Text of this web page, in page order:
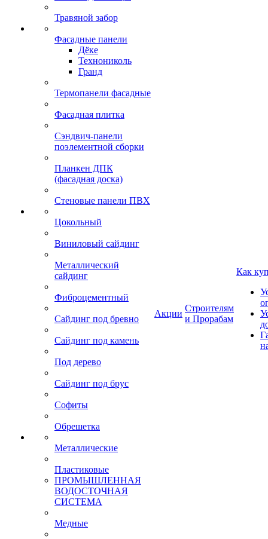
Травяной забор
Фасадные панели
Дёке
Технониколь
Гранд
Термопанели фасадные
Фасадная плитка
Сэндвич-панели
поэлементной сборки
Планкен ДПК
(фасадная доска)
Стеновые панели ПВХ
Цокольный
Виниловый сайдинг
Металлический
сайдинг
Фиброцементный
Сайдинг под бревно
Сайдинг под камень
Под дерево
Сайдинг под брус
Софиты
Обрешетка
Металлические
Пластиковые
ПРОМЫШЛЕННАЯ
ВОДОСТОЧНАЯ
СИСТЕМА
Медные
Акции
Строителям
и Прорабам
Как